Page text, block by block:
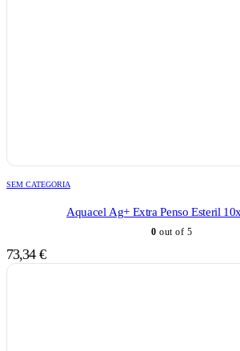
SEM CATEGORIA
Aquacel Ag+ Extra Penso Esteril
0 out of 5
73,34 €